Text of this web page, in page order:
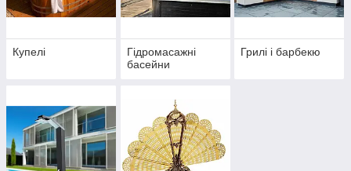
Купелі
Гідромасажні
басейни
Грилі і барбекю